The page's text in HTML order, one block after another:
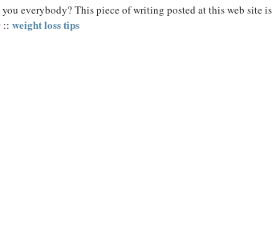
everybody? This piece of writing posted at this web site
::weight loss tips